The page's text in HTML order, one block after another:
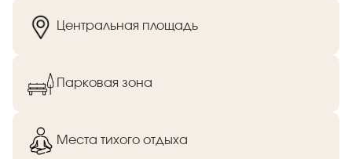
Центральная площадь
Парковая зона
Места тихого отдыха